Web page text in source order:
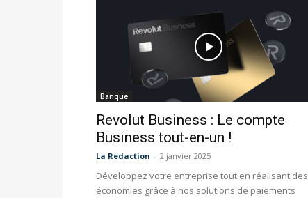
Banque
Revolut Business : Le compte
Business tout-en-un !
La Redaction - 2 janvier 2025
Développez votre entreprise tout en réalisant des
économies grâce à nos solutions de paiements